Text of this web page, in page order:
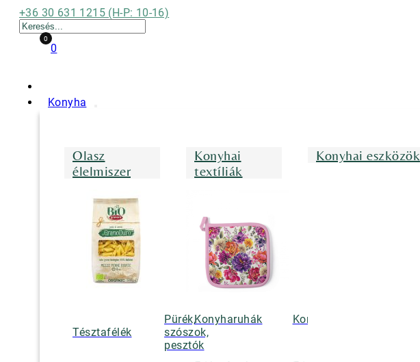
+36 30 631 1215 (H-P: 10-16)
Keresés
0
0
Konyha
Olasz
élelmiszer
Tésztafélék
Pürék,
szószok,
pesztók
Konyhai
textíliák
Konyharuhák Konyhai kötények
Konyhai eszközök